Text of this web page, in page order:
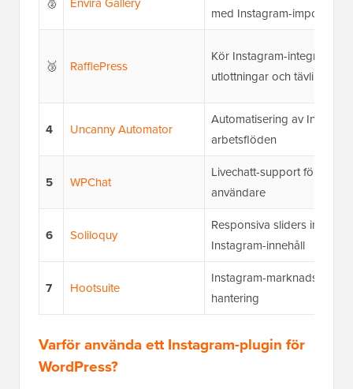
med Instagram-import
🥉 RafflePress
Kör Instagram-integrerade
utlottningar och tävlingar
4 Uncanny Automator
Automatisering av
arbetsflöden
5 WPChat
Livechatt-support för
användare
6 Soliloquy
Responsiva sliders inklusive
Instagram-innehåll
7 Hootsuite
Instagram-marknadsföring
hantering
Varför använda ett Instagram-plugin för
WordPress?